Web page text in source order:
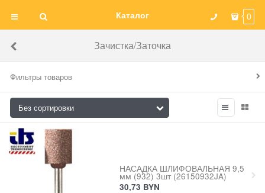
Каталог 0
Зачистка/Заточка
Фильтры товаров
НАСАДКА ШЛИФОВАЛЬНАЯ 9,5
мм (932) 3шт (26150932JA)
30,73 BYN